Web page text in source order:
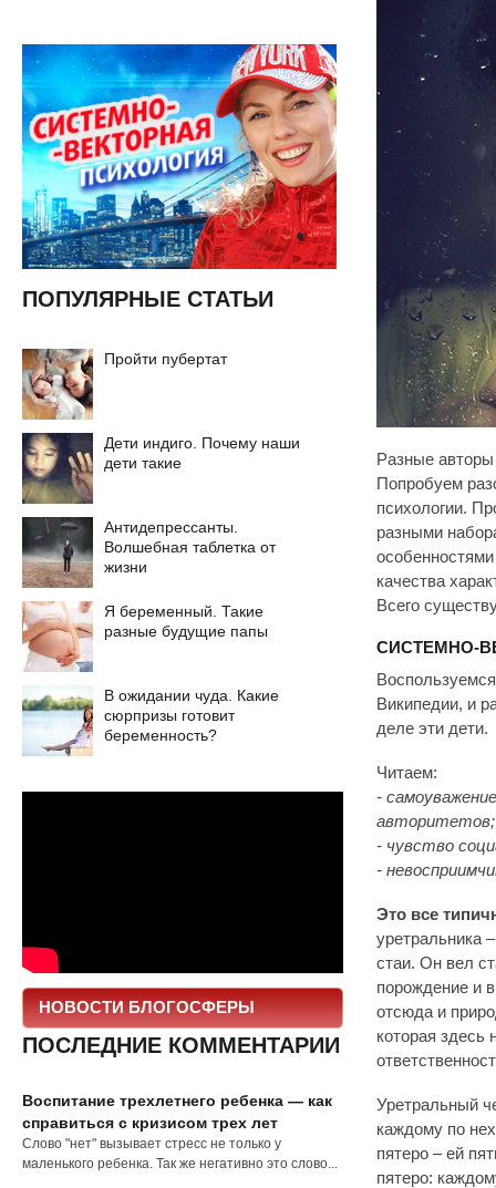
ПОПУЛЯРНЫЕ СТАТЬИ
Пройти пубертат
Дети индиго. Почему наши
дети такие
Антидепрессанты.
Волшебная таблетка от
жизни
Я беременный. Такие
разные будущие папы
В ожидании чуда. Какие
сюрпризы готовит
беременность?
НОВОСТИ БЛОГОСФЕРЫ
ПОСЛЕДНИЕ КОММЕНТАРИИ
Воспитание трехлетнего ребенка — как
справиться с кризисом трех лет
Слово "нет" вызывает стресс не только у
маленького ребенка. Так же негативно это слово...
Разные
Попробуем
психологии.
разными
качества
Всего
СИСТЕМНО-
Википедии, и
деле эти дети.
Читаем:
-
авторитетов;
- чувство
-
Это все
уретральника
стаи. Он вел
порождение и
отсюда и
которая здесь
Уретральный
каждому по
пятеро – ей
пятеро: